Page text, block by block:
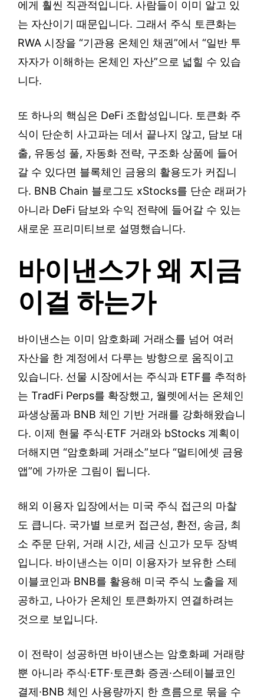
에게 훨씬 직관적입니다. 사람들이 이미 알고 있
는 자산이기 때문입니다. 그래서 주식 토큰화는
RWA 시장을 “기관용 온체인 채권”에서 “일반 투
자자가 이해하는 온체인 자산”으로 넓힐 수 있습
니다.
또 하나의 핵심은 DeFi 조합성입니다. 토큰화 주
식이 단순히 사고파는 데서 끝나지 않고, 담보 대
출, 유동성 풀, 자동화 전략, 구조화 상품에 들어
갈 수 있다면 블록체인 금융의 활용도가 커집니
다. BNB Chain 블로그도 xStocks를 단순 래퍼가
아니라 DeFi 담보와 수익 전략에 들어갈 수 있는
새로운 프리미티브로 설명했습니다.
바이낸스가 왜 지금
이걸 하는가
바이낸스는 이미 암호화폐 거래소를 넘어 여러
자산을 한 계정에서 다루는 방향으로 움직이고
있습니다. 선물 시장에서는 주식과 ETF를 추적하
는 TradFi Perps를 확장했고, 월렛에서는 온체인
파생상품과 BNB 체인 기반 거래를 강화해왔습니
다. 이제 현물 주식·ETF 거래와 bStocks 계획이
더해지면 “암호화폐 거래소”보다 “멀티에셋 금융
앱”에 가까운 그림이 됩니다.
해외 이용자 입장에서는 미국 주식 접근의 마찰
도 큽니다. 국가별 브로커 접근성, 환전, 송금, 최
소 주문 단위, 거래 시간, 세금 신고가 모두 장벽
입니다. 바이낸스는 이미 이용자가 보유한 스테
이블코인과 BNB를 활용해 미국 주식 노출을 제
공하고, 나아가 온체인 토큰화까지 연결하려는
것으로 보입니다.
이 전략이 성공하면 바이낸스는 암호화폐 거래량
뿐 아니라 주식·ETF·토큰화 증권·스테이블코인
결제·BNB 체인 사용량까지 한 흐름으로 묶을 수